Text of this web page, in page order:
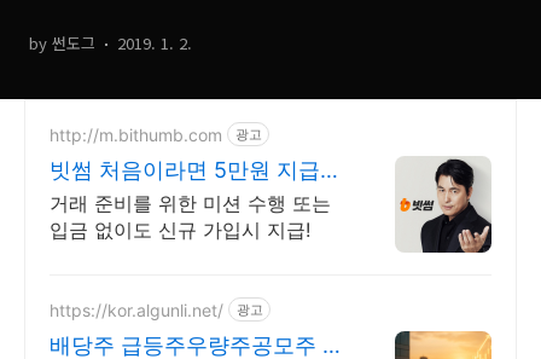
by 썬도그 2019. 1. 2.
http://m.bithumb.com 광고
빗썸 처음이라면 5만원 지급
신규 가입 시 5만원 혜택
거래 준비를 위한 미션 수행 또는
입금 없이도 신규 가입시 지급!
https://kor.algunli.net/ 광고
배당주 급등주우량주공모주 추